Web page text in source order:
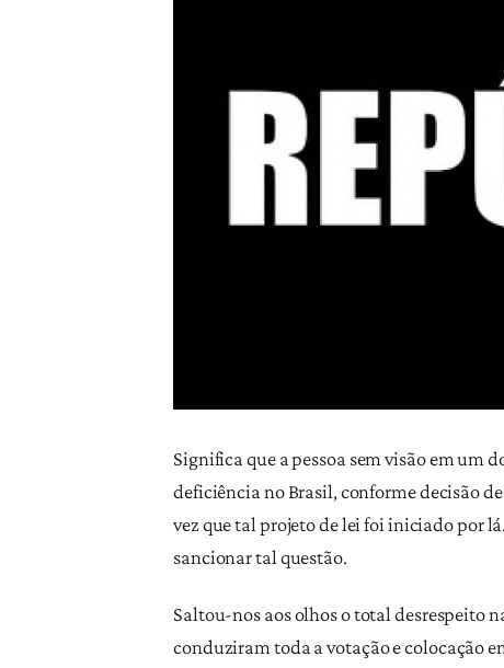
Significa que a pessoa sem visão em um
deficiência no Brasil, conforme decisão
vez que tal projeto de lei foi iniciado por
sancionar tal questão.
​Saltou-nos aos olhos o total desrespeito
conduziram toda a votação e colocação